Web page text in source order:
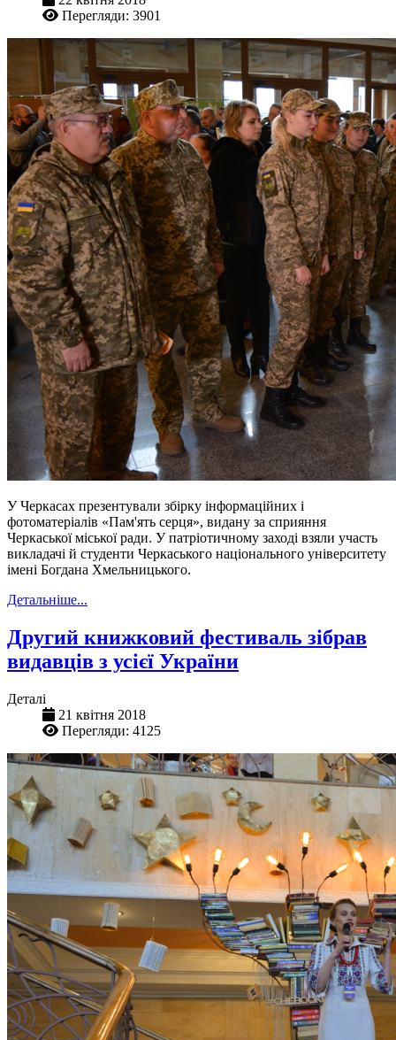
Перегляди: 3901
У Черкасах презентували збірку інформаційних і
фотоматеріалів «Пам'ять серця», видану за сприяння
Черкаської міської ради. У патріотичному заході взяли участь
викладачі й студенти Черкаського національного університету
імені Богдана Хмельницького.
Детальніше...
Другий книжковий фестиваль зібрав
видавців з усієї України
Деталі
21 квітня 2018
Перегляди: 4125